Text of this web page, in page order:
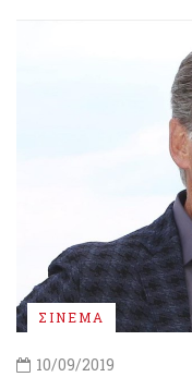
ΣΙΝΕΜΑ
10/09/2019